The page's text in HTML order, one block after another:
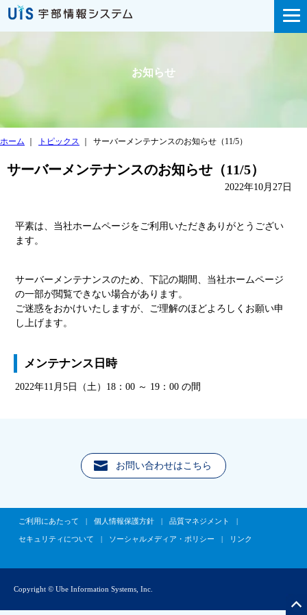
お知らせ
ホーム トピックス サーバーメンテナンスのお知らせ（11/5）
サーバーメンテナンスのお知らせ（11/5）
2022年10月27日
平素は、当社ホームページをご利用いただきありがとうござい
ます。
サーバーメンテナンスのため、下記の期間、当社ホームページ
の一部が閲覧できない場合があります。
ご迷惑をおかけいたしますが、ご理解のほどよろしくお願い申
し上げます。
メンテナンス日時
2022年11月5日（土）18：00 ～ 19：00 の間
お問い合わせはこちら
ご利用にあたって 個人情報保護方針 品質マネジメント
セキュリティについて ソーシャルメディア・ポリシー リンク
Copyright © Ube Information Systems, Inc.